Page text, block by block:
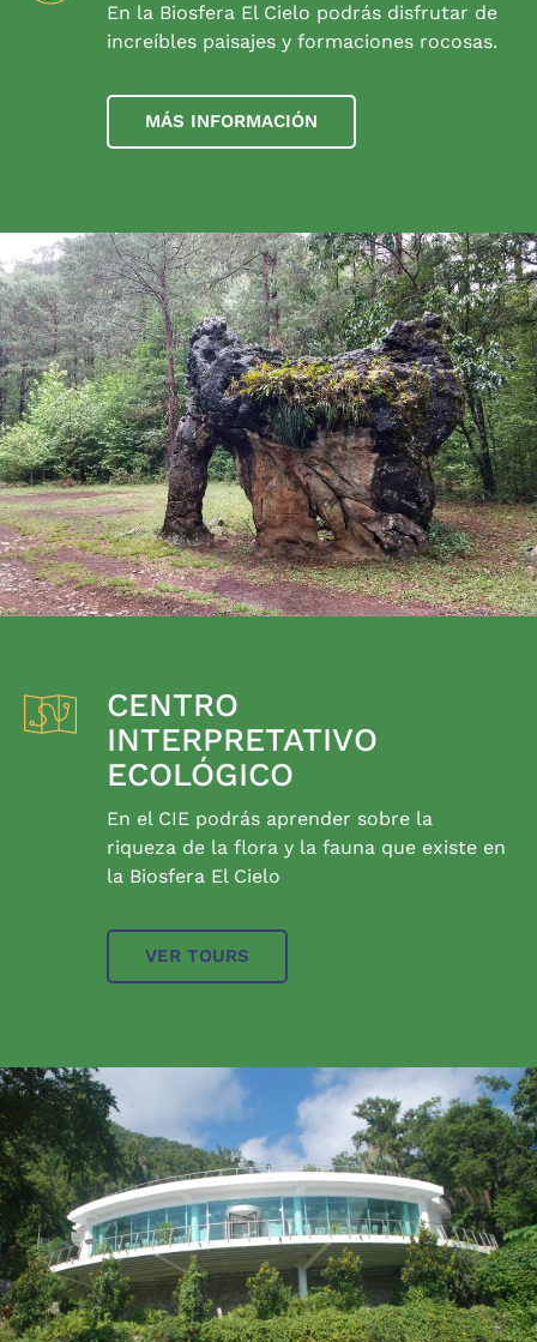
En la Biosfera El Cielo podrás disfrutar de
increíbles paisajes y formaciones rocosas.
MÁS INFORMACIÓN
CENTRO
INTERPRETATIVO
ECOLÓGICO
En el CIE podrás aprender sobre la
riqueza de la flora y la fauna que existe en
la Biosfera El Cielo
VER TOURS